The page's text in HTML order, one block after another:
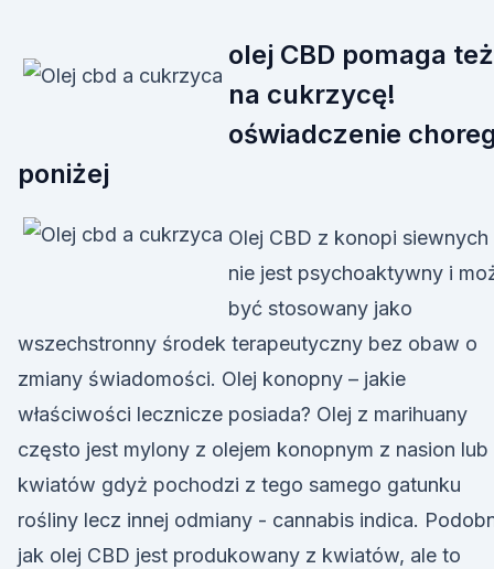
olej CBD pomaga też
na cukrzycę!
oświadczenie
poniżej
Olej CBD z konopi siewnych
nie jest psychoaktywny i
być stosowany jako
wszechstronny środek terapeutyczny bez obaw o
zmiany świadomości. Olej konopny – jakie
właściwości lecznicze posiada? Olej z marihuany
często jest mylony z olejem konopnym z nasion lub
kwiatów gdyż pochodzi z tego samego gatunku
rośliny lecz innej odmiany - cannabis indica.
jak olej CBD jest produkowany z kwiatów, ale to